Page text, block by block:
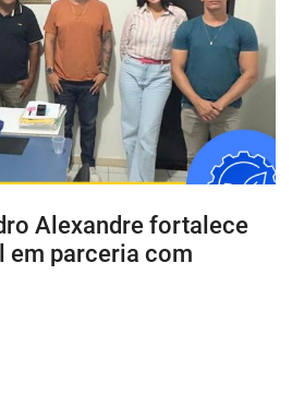
Alexandre fortalece
em parceria com